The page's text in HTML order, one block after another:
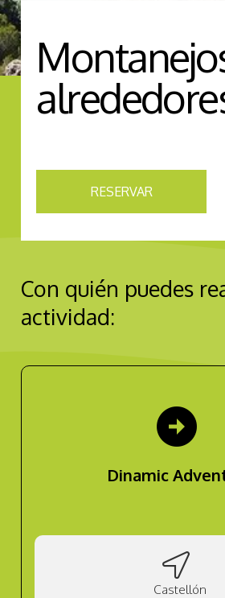
RESERVAR
Con quién puedes
actividad:
arrow_circle_right
Dinamic
Castellón